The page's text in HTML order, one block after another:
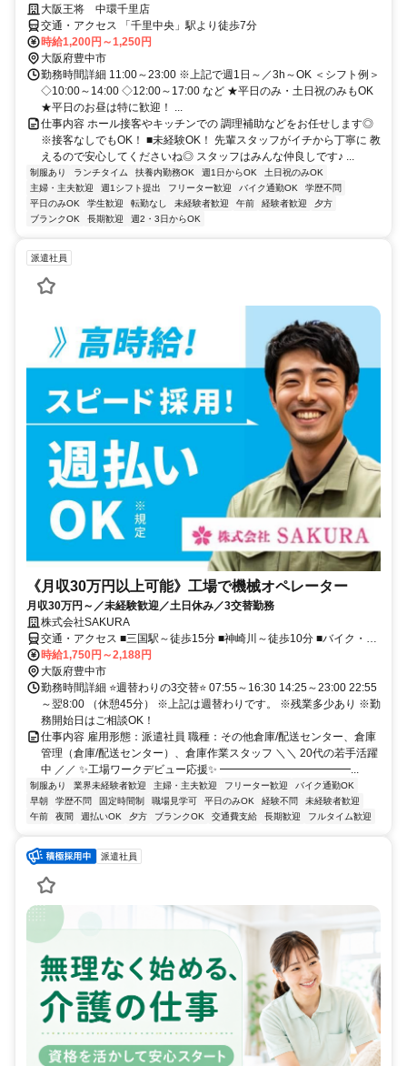
大阪王将 中環千里店
交通・アクセス 「千里中央」駅より徒歩7分
時給1,200円～1,250円
大阪府豊中市
勤務時間詳細 11:00～23:00 ※上記で週1日～／3h～OK ＜シフト例＞
◇10:00～14:00 ◇12:00～17:00 など ★平日のみ・土日祝のみもOK
★平日のお昼は特に歓迎！ ...
仕事内容 ホール接客やキッチンでの 調理補助などをお任せします◎
※接客なしでもOK！ ■未経験OK！ 先輩スタッフがイチから丁寧に 教
えるので安心してくださいね◎ スタッフはみんな仲良しです♪ ...
制服あり ランチタイム 扶養内勤務OK 週1日からOK
土日祝のみOK
主婦・主夫歓迎
週1シフト提出 フリーター歓迎 バイク通勤OK
学歴不問
平日のみOK
学生歓迎 転勤なし 未経験者歓迎 午前 経験者歓迎
夕方
ブランクOK
長期歓迎 週2・3日からOK
派遣社員
《月収30万円以上可能》工場で機械オペレーター
月収30万円～／未経験歓迎／土日休み／3交替勤務
株式会社SAKURA
交通・アクセス ■三国駅～徒歩15分 ■神崎川～徒歩10分 ■バイク・自
転車通勤OK ■交通費（規定）■週払い（規定）
時給1,750円～2,188円
大阪府豊中市
勤務時間詳細 ⭐週替わりの3交替⭐ 07:55～16:30 14:25～23:00 22:55
～翌8:00 （休憩45分） ※上記は週替わりです。 ※残業多少あり ※勤
務開始日はご相談OK！
仕事内容 雇用形態：派遣社員 職種：その他倉庫/配送センター、倉庫
管理（倉庫/配送センター）、倉庫作業スタッフ ＼＼ 20代の若手活躍
中 ／／ ✨工場ワークデビュー応援✨ ━━━━━━━━━━━━...
制服あり 業界未経験者歓迎 主婦・主夫歓迎 フリーター歓迎
バイク通勤OK
早朝
学歴不問 固定時間制 職場見学可 平日のみOK 経験不問
未経験者歓迎
午前
夜間 週払いOK 夕方 ブランクOK 交通費支給 長期歓迎 フルタイム歓迎
派遣社員